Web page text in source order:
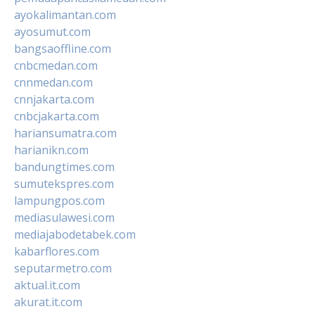
ayokalimantan.com
ayosumut.com
bangsaoffline.com
cnbcmedan.com
cnnmedan.com
cnnjakarta.com
cnbcjakarta.com
hariansumatra.com
harianikn.com
bandungtimes.com
sumutekspres.com
lampungpos.com
mediasulawesi.com
mediajabodetabek.com
kabarflores.com
seputarmetro.com
aktual.it.com
akurat.it.com